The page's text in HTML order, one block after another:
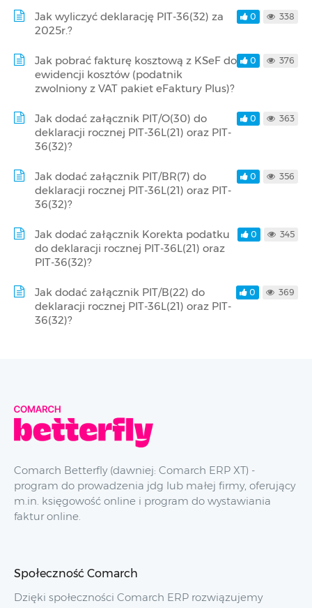
Jak wyliczyć deklarację PIT-36(32) za
2025r.?
0 338
Jak pobrać fakturę kosztową z KSeF do
ewidencji kosztów (podatnik
zwolniony z VAT pakiet eFaktury Plus)?
0 376
Jak dodać załącznik PIT/O(30) do
deklaracji rocznej PIT-36L(21) oraz PIT-
36(32)?
0 363
Jak dodać załącznik PIT/BR(7) do
deklaracji rocznej PIT-36L(21) oraz PIT-
36(32)?
0 356
Jak dodać załącznik Korekta podatku
do deklaracji rocznej PIT-36L(21) oraz
PIT-36(32)?
0 345
Jak dodać załącznik PIT/B(22) do
deklaracji rocznej PIT-36L(21) oraz PIT-
36(32)?
0 369
Comarch Betterfly (dawniej: Comarch ERP XT) -
program do prowadzenia jdg lub małej firmy, oferujący
m.in. księgowość online i program do wystawiania
faktur online.
Społeczność Comarch
Dzięki społeczności Comarch ERP rozwiązujemy